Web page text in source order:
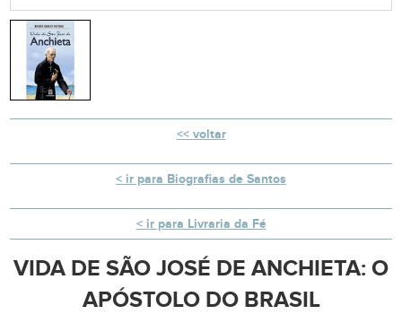
voltar
ir para Biografias de Santos
ir para Livraria da Fé
VIDA DE SÃO JOSÉ DE ANCHIETA: O
APÓSTOLO DO BRASIL